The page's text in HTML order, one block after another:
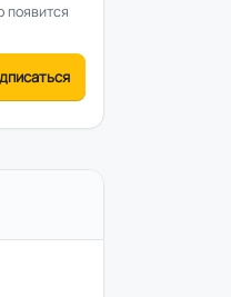
появится